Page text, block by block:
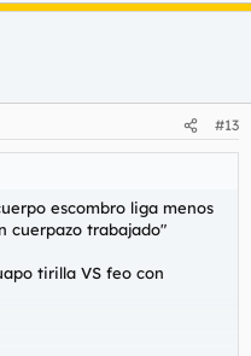
#13
escombro liga menos
cuerpazo trabajado"
tirilla VS feo con